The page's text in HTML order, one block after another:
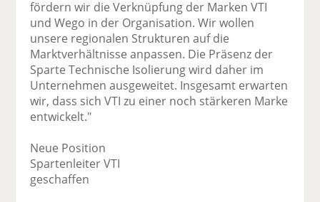
fördern wir die Verknüpfung der Marken VTI
und Wego in der Organisation. Wir wollen
unsere regionalen Strukturen auf die
Marktverhältnisse anpassen. Die Präsenz der
Sparte Technische Isolierung wird daher im
Unternehmen ausgeweitet. Insgesamt erwarten
wir, dass sich VTI zu einer noch stärkeren Marke
entwickelt."
Neue Position
Spartenleiter VTI
geschaffen